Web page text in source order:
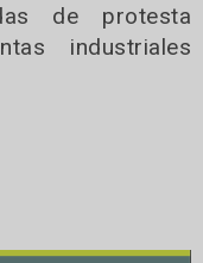
de protesta
industriales